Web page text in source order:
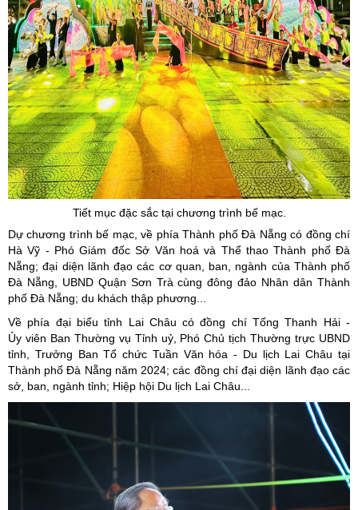
Tiết mục đặc sắc tại chương trình bế mạc.
Dự chương trình bế mạc, về phía Thành phố Đà Nẵng có đồng chí
Hà Vỹ - Phó Giám đốc Sở Văn hoá và Thể thao Thành phố Đà
Nẵng; đại diện lãnh đạo các cơ quan, ban, ngành của Thành phố
Đà Nẵng, UBND Quận Sơn Trà cùng đông đảo Nhân dân Thành
phố Đà Nẵng; du khách thập phương...
Về phía đại biểu tỉnh Lai Châu có đồng chí Tống Thanh Hải -
Ủy viên Ban Thường vụ Tỉnh uỷ, Phó Chủ tịch Thường trực UBND
tỉnh, Trưởng Ban Tổ chức Tuần Văn hóa - Du lịch Lai Châu tại
Thành phố Đà Nẵng năm 2024; các đồng chí đại diện lãnh đạo các
sở, ban, ngành tỉnh; Hiệp hội Du lịch Lai Châu...